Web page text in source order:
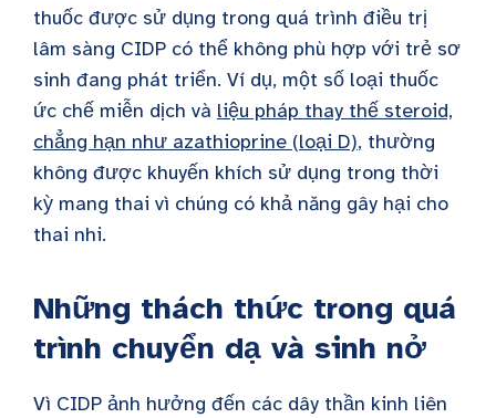
thuốc được sử dụng trong quá trình điều trị
lâm sàng CIDP có thể không phù hợp với trẻ sơ
sinh đang phát triển. Ví dụ, một số loại thuốc
ức chế miễn dịch và liệu pháp thay thế steroid,
chẳng hạn như azathioprine (loại D), thường
không được khuyến khích sử dụng trong thời
kỳ mang thai vì chúng có khả năng gây hại cho
thai nhi.
Những thách thức trong quá
trình chuyển dạ và sinh nở
Vì CIDP ảnh hưởng đến các dây thần kinh liên